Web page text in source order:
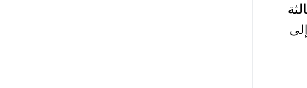
الثالثة
إلى